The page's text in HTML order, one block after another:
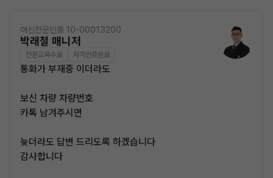
여신전문인증 10-00013200
박래철 매니저
전문교육수료 자격인증완료
통화가 부재중 이더라도
보신 차량 차량번호
카톡 남겨주시면
늦더라도 답변 드리도록 하겠습니다
감사합니다